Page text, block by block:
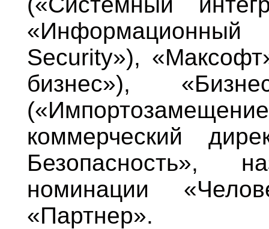
Security»),
бизнес»),
коммерческий
Безопасность»,
номинации
«Партнер».